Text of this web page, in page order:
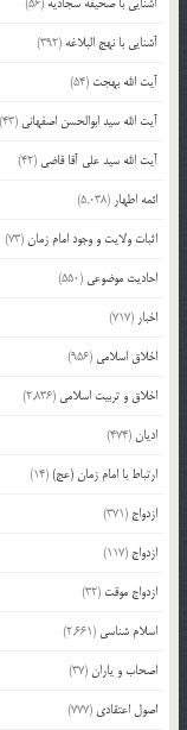
آشنایی با نهج البلاغه (392)
آیت الله بهجت (54)
آیت الله سید ابوالحسن اصفهانی (43)
آیت الله سید علی آقا قاضی (42)
ائمه اطهار (5,038)
اثبات ولایت و وجود امام زمان(73)
احادیث موضوعی (550)
اخبار (717)
اخلاق اسلامی (956)
اخلاق و تربیت اسلامی (2,836)
ادیان(474)
ارتباط با امام زمان (عج)(14)
ازدواج (371)
ازدواج (117)
ازدواج موقت (32)
اسلام شناسی (2,661)
اصحاب و یاران(37)
اصول اعتقادی (777)